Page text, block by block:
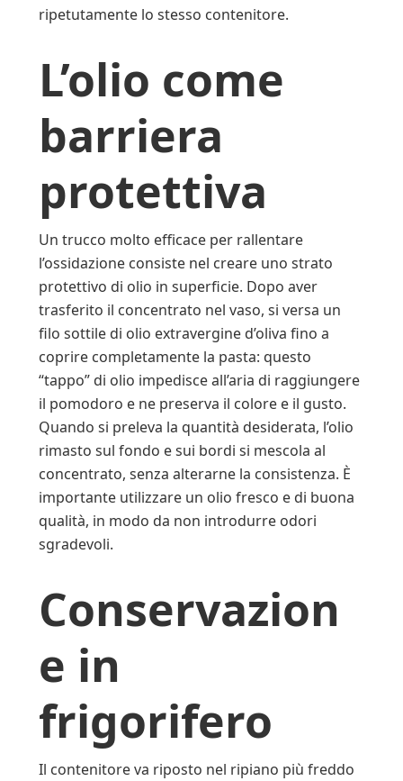
ripetutamente lo stesso contenitore.
L’olio come
barriera
protettiva
Un trucco molto efficace per rallentare
l’ossidazione consiste nel creare uno strato
protettivo di olio in superficie. Dopo aver
trasferito il concentrato nel vaso, si versa un
filo sottile di olio extravergine d’oliva fino a
coprire completamente la pasta: questo
“tappo” di olio impedisce all’aria di raggiungere
il pomodoro e ne preserva il colore e il gusto.
Quando si preleva la quantità desiderata, l’olio
rimasto sul fondo e sui bordi si mescola al
concentrato, senza alterarne la consistenza. È
importante utilizzare un olio fresco e di buona
qualità, in modo da non introdurre odori
sgradevoli.
Conservazion
e in
frigorifero
Il contenitore va riposto nel ripiano più freddo